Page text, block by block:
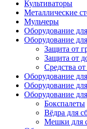
Культиваторы
Металлические
Мульчеры
Оборудование
Оборудование
Защита от
Защита от
Средства
Оборудование
Оборудование
Оборудование
Бокспалеты
Вёдра для
Мешки для